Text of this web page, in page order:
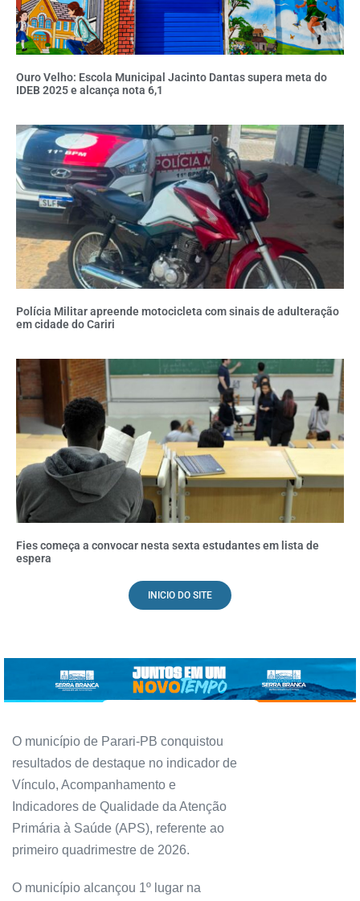
Ouro Velho: Escola Municipal Jacinto Dantas supera meta do
IDEB 2025 e alcança nota 6,1
Polícia Militar apreende motocicleta com sinais de adulteração
em cidade do Cariri
Fies começa a convocar nesta sexta estudantes em lista de
espera
INICIO DO SITE
O município de Parari-PB conquistou
resultados de destaque no indicador de
Vínculo, Acompanhamento e
Indicadores de Qualidade da Atenção
Primária à Saúde (APS), referente ao
primeiro quadrimestre de 2026.
O município alcançou 1º lugar na